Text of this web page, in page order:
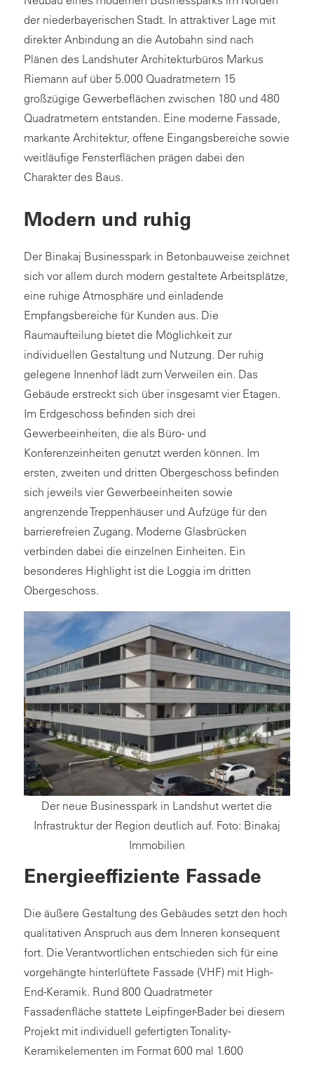
der niederbayerischen Stadt. In attraktiver Lage mit
direkter Anbindung an die Autobahn sind nach
Plänen des Landshuter Architekturbüros Markus
Riemann auf über 5.000 Quadratmetern 15
großzügige Gewerbeflächen zwischen 180 und 480
Quadratmetern entstanden. Eine moderne Fassade,
markante Architektur, offene Eingangsbereiche sowie
weitläufige Fensterflächen prägen dabei den
Charakter des Baus.
Modern und ruhig
Der Binakaj Businesspark in Betonbauweise zeichnet
sich vor allem durch modern gestaltete Arbeitsplätze,
eine ruhige Atmosphäre und einladende
Empfangsbereiche für Kunden aus. Die
Raumaufteilung bietet die Möglichkeit zur
individuellen Gestaltung und Nutzung. Der ruhig
gelegene Innenhof lädt zum Verweilen ein. Das
Gebäude erstreckt sich über insgesamt vier Etagen.
Im Erdgeschoss befinden sich drei
Gewerbeeinheiten, die als Büro- und
Konferenzeinheiten genutzt werden können. Im
ersten, zweiten und dritten Obergeschoss befinden
sich jeweils vier Gewerbeeinheiten sowie
angrenzende Treppenhäuser und Aufzüge für den
barrierefreien Zugang. Moderne Glasbrücken
verbinden dabei die einzelnen Einheiten. Ein
besonderes Highlight ist die Loggia im dritten
Obergeschoss.
Der neue Businesspark in Landshut wertet die
Infrastruktur der Region deutlich auf. Foto: Binakaj
Immobilien
Energieeffiziente Fassade
Die äußere Gestaltung des Gebäudes setzt den hoch
qualitativen Anspruch aus dem Inneren konsequent
fort. Die Verantwortlichen entschieden sich für eine
vorgehängte hinterlüftete Fassade (VHF) mit High-
End-Keramik. Rund 800 Quadratmeter
Fassadenfläche stattete Leipfinger-Bader bei diesem
Projekt mit individuell gefertigten Tonality-
Keramikelementen im Format 600 mal 1.600